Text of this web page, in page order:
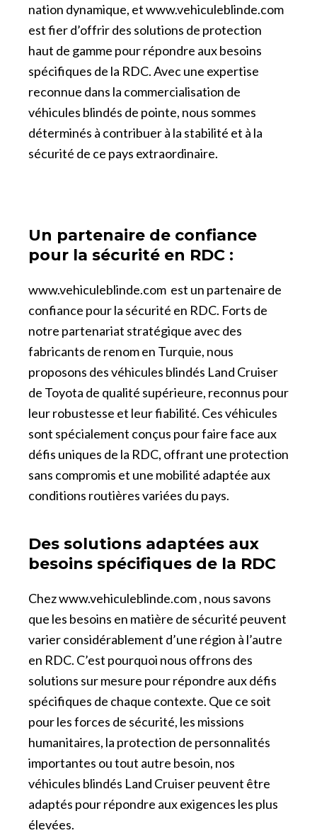
nation dynamique, etwww.vehiculeblinde.com
est fier d’offrir des solutions de protection
haut de gamme pour répondre aux besoins
spécifiques de la RDC. Avec une expertise
reconnue dans la commercialisation de
véhicules blindés de pointe, nous sommes
déterminés à contribuer à la stabilité et à la
sécurité de ce pays extraordinaire.
Un partenaire de confiance
pour la sécurité en RDC :
www.vehiculeblinde.com est un partenaire de
confiance pour la sécurité en RDC. Forts de
notre partenariat stratégique avec des
fabricants de renom en Turquie, nous
proposons des véhicules blindés Land Cruiser
de Toyota de qualité supérieure, reconnus pour
leur robustesse et leur fiabilité. Ces véhicules
sont spécialement conçus pour faire face aux
défis uniques de la RDC, offrant une protection
sans compromis et une mobilité adaptée aux
conditions routières variées du pays.
Des solutions adaptées aux
besoins spécifiques de la RDC
Chezwww.vehiculeblinde.com, nous savons
que les besoins en matière de sécurité peuvent
varier considérablement d’une région à l’autre
en RDC. C’est pourquoi nous offrons des
solutions sur mesure pour répondre aux défis
spécifiques de chaque contexte. Que ce soit
pour les forces de sécurité, les missions
humanitaires, la protection de personnalités
importantes ou tout autre besoin, nos
véhicules blindés Land Cruiser peuvent être
adaptés pour répondre aux exigences les plus
élevées.